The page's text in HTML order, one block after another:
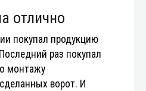
отлично
покупал продукцию
раз покупал
монтажу
ворот. И